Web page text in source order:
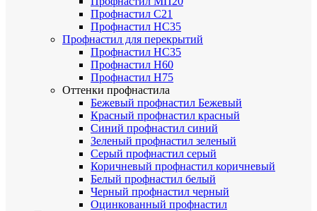
Профнастил С21
Профнастил НС35
Профнастил для перекрытий
Профнастил НС35
Профнастил Н60
Профнастил Н75
Оттенки профнастила
Бежевый профнастил Бежевый
Красный профнастил красный
Синий профнастил синий
Зеленый профнастил зеленый
Серый профнастил серый
Коричневый профнастил коричневый
Белый профнастил белый
Черный профнастил черный
Оцинкованный профнастил